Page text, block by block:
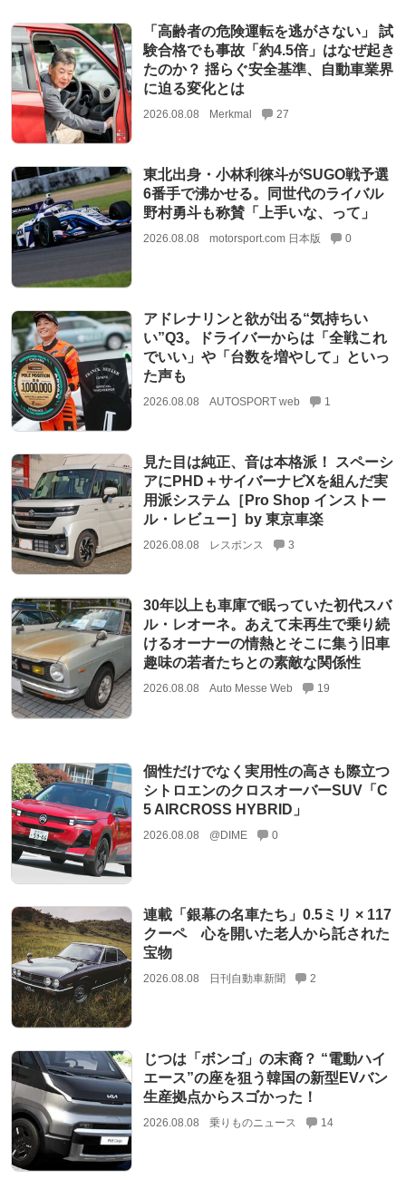
「高齢者の危険運転を逃がさない」 試
験合格でも事故「約4.5倍」はなぜ起き
たのか？ 揺らぐ安全基準、自動車業界
に迫る変化とは
2026.08.08 Merkmal 27
東北出身・小林利徠斗がSUGO戦予選
6番手で沸かせる。同世代のライバル
野村勇斗も称賛「上手いな、って」
2026.08.08 motorsport.com 日本版 0
アドレナリンと欲が出る“気持ちい
い”Q3。ドライバーからは「全戦これ
でいい」や「台数を増やして」といっ
た声も
2026.08.08 AUTOSPORT web 1
見た目は純正、音は本格派！ スペーシ
アにPHD＋サイバーナビXを組んだ実
用派システム［Pro Shop インストー
ル・レビュー］by 東京車楽
2026.08.08 レスポンス 3
30年以上も車庫で眠っていた初代スバ
ル・レオーネ。あえて未再生で乗り続
けるオーナーの情熱とそこに集う旧車
趣味の若者たちとの素敵な関係性
2026.08.08 Auto Messe Web 19
個性だけでなく実用性の高さも際立つ
シトロエンのクロスオーバーSUV「C
5 AIRCROSS HYBRID」
2026.08.08 @DIME 0
連載「銀幕の名車たち」0.5ミリ × 117
クーペ 心を開いた老人から託された
宝物
2026.08.08 日刊自動車新聞 2
じつは「ボンゴ」の末裔？ “電動ハイ
エース”の座を狙う韓国の新型EVバン
生産拠点からスゴかった！
2026.08.08 乗りものニュース 14